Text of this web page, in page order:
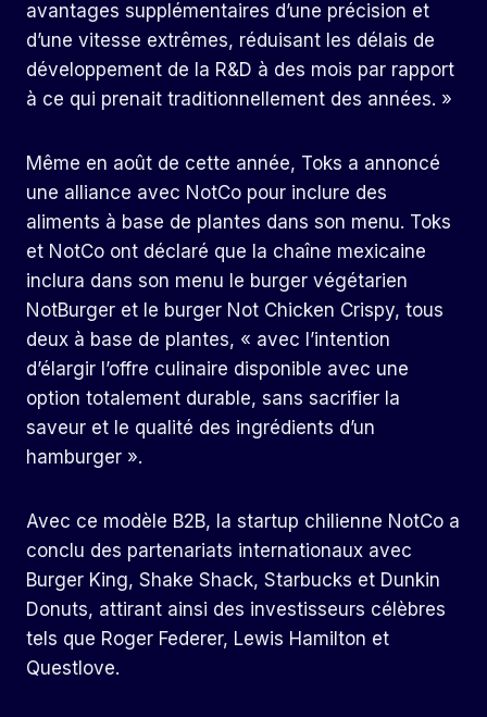
avantages supplémentaires d’une précision et
d’une vitesse extrêmes, réduisant les délais de
développement de la R&D à des mois par rapport
à ce qui prenait traditionnellement des années. »
Même en août de cette année, Toks a annoncé
une alliance avec NotCo pour inclure des
aliments à base de plantes dans son menu. Toks
et NotCo ont déclaré que la chaîne mexicaine
inclura dans son menu le burger végétarien
NotBurger et le burger Not Chicken Crispy, tous
deux à base de plantes, « avec l’intention
d’élargir l’offre culinaire disponible avec une
option totalement durable, sans sacrifier la
saveur et le qualité des ingrédients d’un
hamburger ».
Avec ce modèle B2B, la startup chilienne NotCo a
conclu des partenariats internationaux avec
Burger King, Shake Shack, Starbucks et Dunkin
Donuts, attirant ainsi des investisseurs célèbres
tels que Roger Federer, Lewis Hamilton et
Questlove.